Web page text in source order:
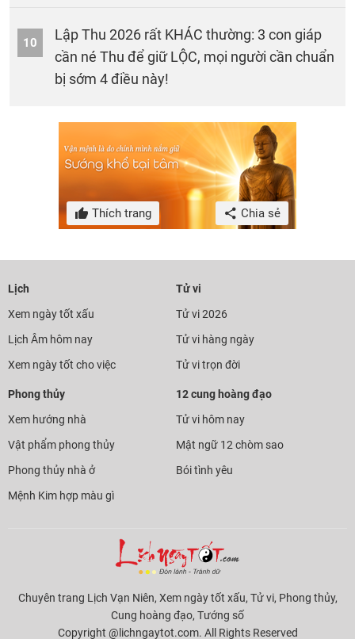
10
Lập Thu 2026 rất KHÁC thường: 3 con giáp
cần né Thu để giữ LỘC, mọi người cần chuẩn
bị sớm 4 điều này!
Thích trang Chia sẻ
Lịch
Xem ngày tốt xấu
Lịch Âm hôm nay
Xem ngày tốt cho việc
Tử vi
Tử vi 2026
Tử vi hàng ngày
Tử vi trọn đời
Phong thủy
Xem hướng nhà
Vật phẩm phong thủy
Phong thủy nhà ở
Mệnh Kim hợp màu gì
12 cung hoàng đạo
Tử vi hôm nay
Mật ngữ 12 chòm sao
Bói tình yêu
Chuyên trang Lịch Vạn Niên, Xem ngày tốt xấu, Tử vi, Phong thủy,
Cung hoàng đạo, Tướng số
Copyright @lichngaytot.com. All Rights Reserved